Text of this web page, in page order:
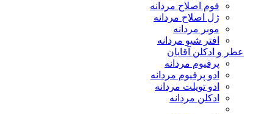
فوم اصلاح مردانه
ژل اصلاح مردانه
موبر مردانه
افتر شیو مردانه
عطر و ادکلن آقایان
پرفیوم مردانه
ادو پرفیوم مردانه
ادو تویلت مردانه
ادکلن مردانه